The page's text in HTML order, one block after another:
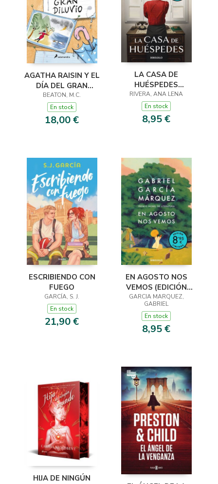
AGATHA RAISIN Y EL
DÍA DEL GRAN
DILUVIO (AGATHA
RAISIN 12)
BEATON, M.C.
En stock
18,00 €
LA CASA DE
HUÉSPEDES
(EDICIÓN LIMITADA ·
VERANO)
RIVERA, ANA LENA
En stock
8,95 €
ESCRIBIENDO CON
FUEGO
GARCÍA, S. J.
En stock
21,90 €
EN AGOSTO NOS
VEMOS (EDICIÓN
LIMITADA)
GARCIA MARQUEZ,
GABRIEL
En stock
8,95 €
HIJA DE NINGÚN